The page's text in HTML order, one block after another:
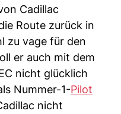
Cadillac
Route zurück in
zu vage für den
er auch mit dem
nicht glücklich
Nummer-1-Pilot
nicht